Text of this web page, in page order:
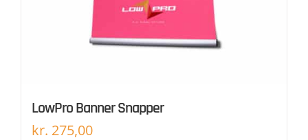
LowPro Banner Snapper
kr. 275,00